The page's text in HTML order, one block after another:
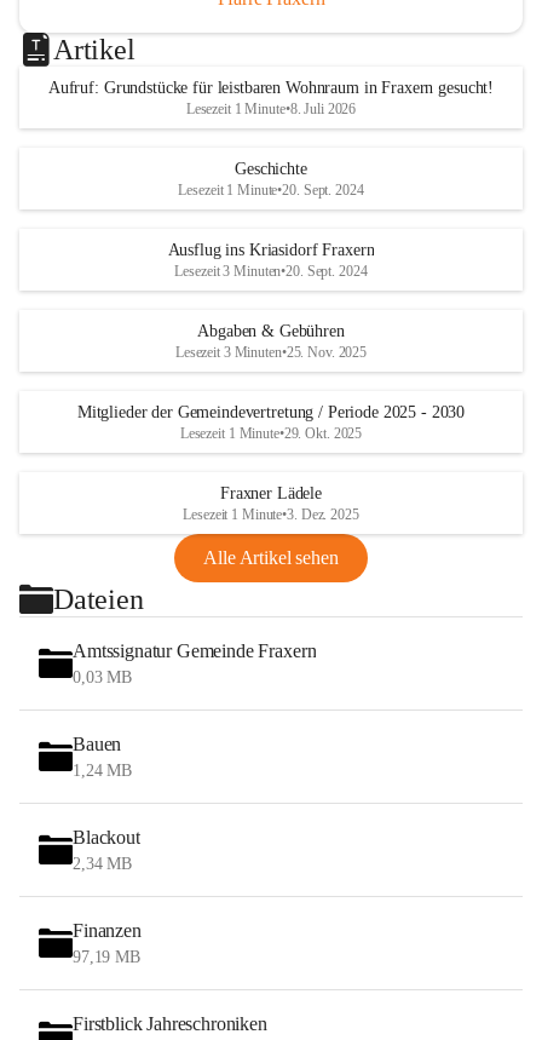
Artikel
Aufruf: Grundstücke für leistbaren Wohnraum in Fraxern gesucht!
Lesezeit 1 Minute•8. Juli 2026
Geschichte
Lesezeit 1 Minute•20. Sept. 2024
Ausflug ins Kriasidorf Fraxern
Lesezeit 3 Minuten•20. Sept. 2024
Abgaben & Gebühren
Lesezeit 3 Minuten•25. Nov. 2025
Mitglieder der Gemeindevertretung / Periode 2025 - 2030
Lesezeit 1 Minute•29. Okt. 2025
Fraxner Lädele
Lesezeit 1 Minute•3. Dez. 2025
Alle Artikel sehen
Dateien
Amtssignatur Gemeinde Fraxern
0,03 MB
Bauen
1,24 MB
Blackout
2,34 MB
Finanzen
97,19 MB
Firstblick Jahreschroniken